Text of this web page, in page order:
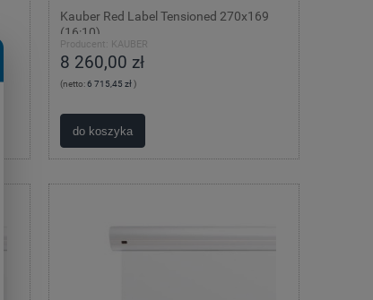
Kauber Red Label Tensioned 270x169
(16:10)
Producent: KAUBER
8 260,00 zł
(netto:6 715,45 zł)
do koszyka